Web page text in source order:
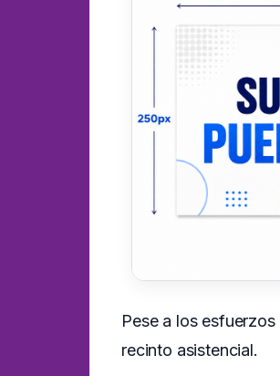
Pese a los
recinto asistencial.